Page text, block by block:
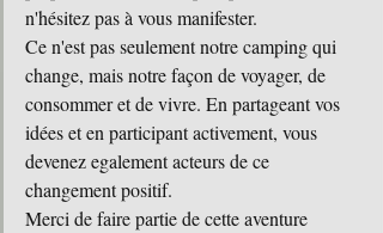
n'hésitez pas à vous manifester.
Ce n'est pas seulement notre camping qui
change, mais notre façon de voyager, de
consommer et de vivre. En partageant vos
idées et en participant activement, vous
devenez egalement acteurs de ce
changement positif.
Merci de faire partie de cette aventure